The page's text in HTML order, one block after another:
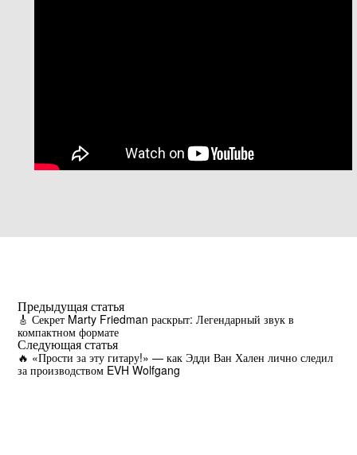
Предыдущая статья
🎸 Секрет Marty Friedman раскрыт: Легендарный звук в
компактном формате
Следующая статья
🔥 «Прости за эту гитару!» — как Эдди Ван Хален лично следил
за производством EVH Wolfgang